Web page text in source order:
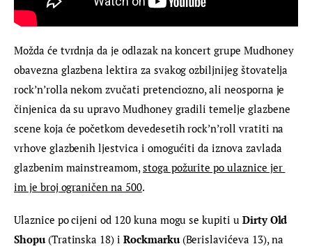
Možda će tvrdnja da je odlazak na koncert grupe Mudhoney
obavezna glazbena lektira za svakog ozbiljnijeg štovatelja
rock’n’rolla nekom zvučati pretenciozno, ali neosporna je
činjenica da su upravo Mudhoney gradili temelje glazbene
scene koja će početkom devedesetih rock’n’roll vratiti na
vrhove glazbenih ljestvica i omogućiti da iznova zavlada
glazbenim mainstreamom, stoga požurite po ulaznice jer
im je broj ograničen na 500.
Ulaznice po cijeni od 120 kuna mogu se kupiti u Dirty Old
Shopu (Tratinska 18) i Rockmarku (Berislavićeva 13), na